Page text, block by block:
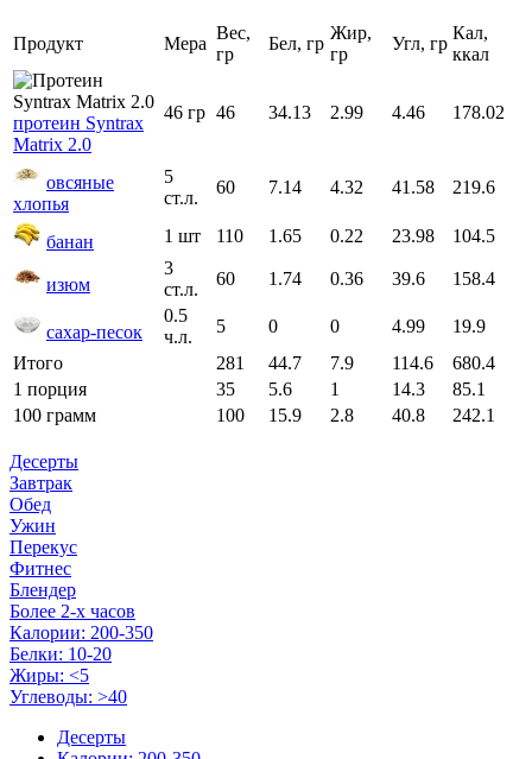
Продукт Мера
Вес,
гр
Бел, гр
Жир,
гр
Угл, гр
Кал,
ккал
протеин Syntrax
Matrix 2.0
46 гр 46 34.13 2.99 4.46 178.02
овсяные
хлопья
5
ст.л.
60 7.14 4.32 41.58 219.6
банан 1 шт 110 1.65 0.22 23.98 104.5
изюм
3
ст.л.
60 1.74 0.36 39.6 158.4
сахар-песок
0.5
ч.л.
5 0 0 4.99
19.9
Итого
281 44.7 7.9 114.6
680.4
1 порция
35 5.6 1 14.3
85.1
100 грамм
100 15.9 2.8 40.8 242.1
Десерты
Завтрак
Обед
Ужин
Перекус
Фитнес
Блендер
Более 2-х часов
Калории: 200-350
Белки: 10-20
Жиры: <5
Углеводы: >40
Десерты